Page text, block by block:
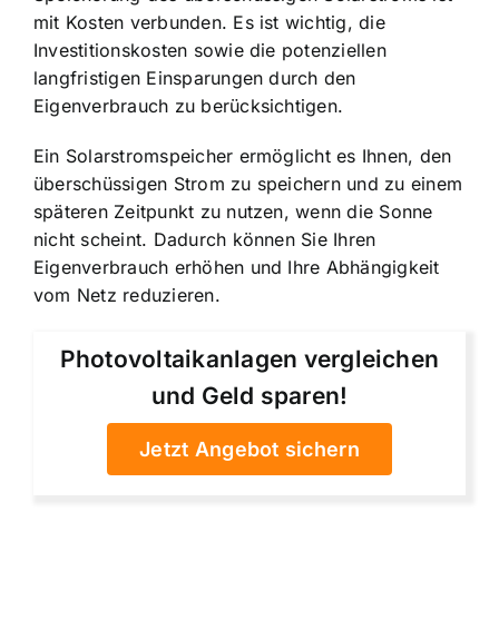
mit Kosten verbunden. Es ist wichtig, die
Investitionskosten sowie die potenziellen
langfristigen Einsparungen durch den
Eigenverbrauch zu berücksichtigen.
Ein Solarstromspeicher ermöglicht es Ihnen, den
überschüssigen Strom zu speichern und zu einem
späteren Zeitpunkt zu nutzen, wenn die Sonne
nicht scheint. Dadurch können Sie Ihren
Eigenverbrauch erhöhen und Ihre Abhängigkeit
vom Netz reduzieren.
Photovoltaikanlagen vergleichen
und Geld sparen!
Jetzt Angebot sichern